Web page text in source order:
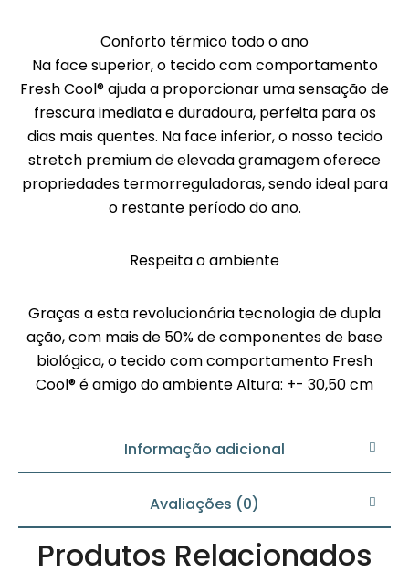
Conforto térmico todo o ano
Na face superior, o tecido com comportamento
Fresh Cool® ajuda a proporcionar uma sensação de
frescura imediata e duradoura, perfeita para os
dias mais quentes. Na face inferior, o nosso tecido
stretch premium de elevada gramagem oferece
propriedades termorreguladoras, sendo ideal para
o restante período do ano.
Respeita o ambiente
Graças a esta revolucionária tecnologia de dupla
ação, com mais de 50% de componentes de base
biológica, o tecido com comportamento Fresh
Cool® é amigo do ambiente Altura: +- 30,50 cm
Informação adicional
Avaliações (0)
Produtos Relacionados